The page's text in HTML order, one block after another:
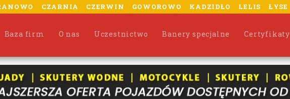
CZARNIA CZERWIN GOWOROWO KADZIDŁO LELIS ŁYSE
Baza firm O nas Uczestnictwo Banery specjalne Certyfikaty